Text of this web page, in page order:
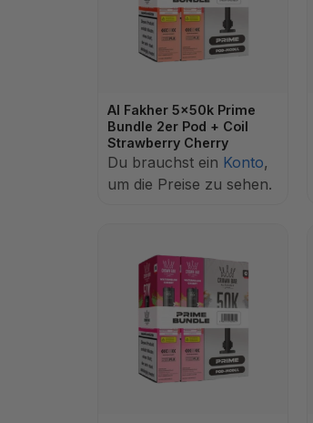
Al Fakher 5x50k Prime
Bundle 2er Pod + Coil
Strawberry Cherry
Du brauchst ein Konto,
um die Preise zu sehen.